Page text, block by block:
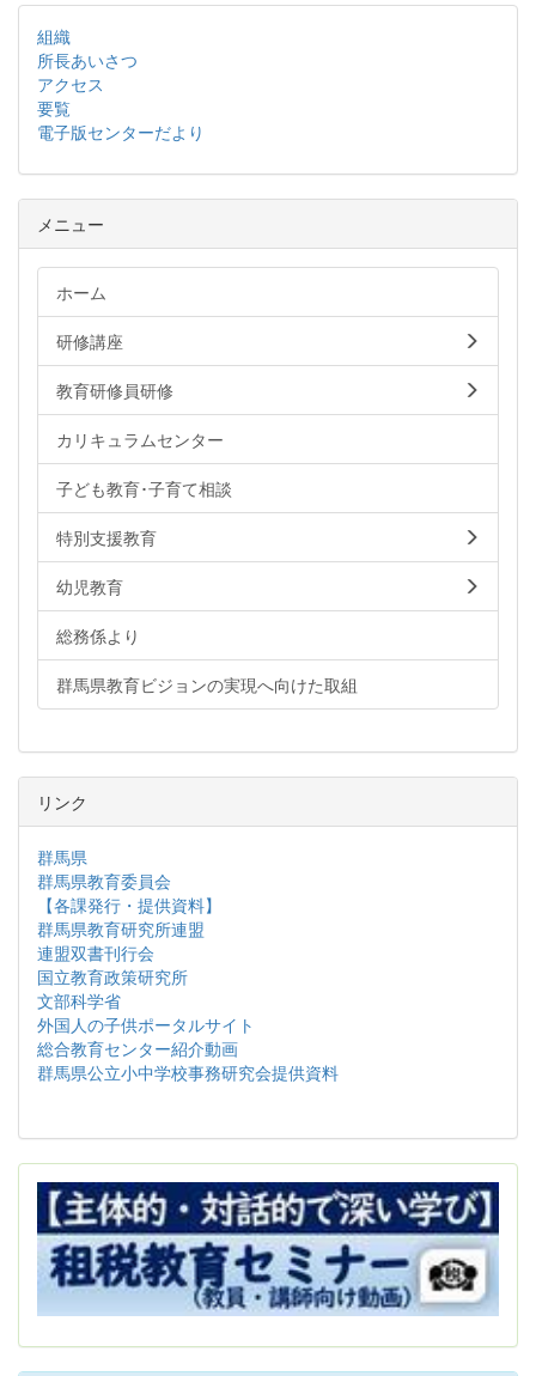
組織
所長あいさつ
アクセス
要覧
電子版センターだより
メニュー
ホーム
研修講座
教育研修員研修
カリキュラムセンター
子ども教育･子育て相談
特別支援教育
幼児教育
総務係より
群馬県教育ビジョンの実現へ向けた取組
リンク
群馬県
群馬県教育委員会
【各課発行・提供資料】
群馬県教育研究所連盟
連盟双書刊行会
国立教育政策研究所
文部科学省
外国人の子供ポータルサイト
総合教育センター紹介動画
群馬県公立小中学校事務研究会提供資料